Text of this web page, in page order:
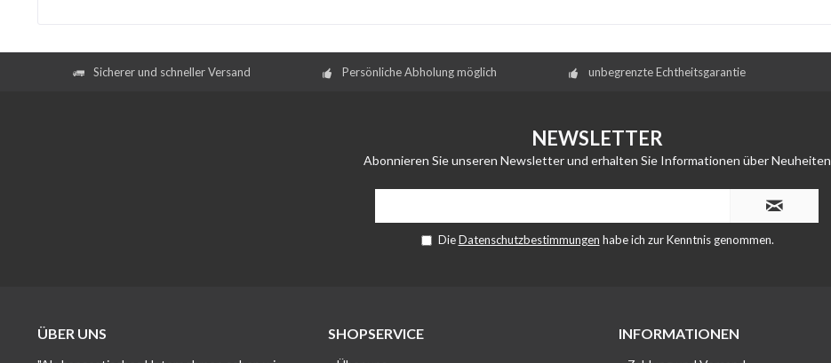
Sicherer und schneller Versand Persönliche Abholung möglich unbegrenzte Echtheitsgarantie
NEWSLETTER
Abonnieren Sie unseren Newsletter und erhalten Sie Informationen über Neuheiten
DieDatenschutzbestimmungen habe ich zur Kenntnis genommen.
ÜBER UNS SHOPSERVICE INFORMATIONEN